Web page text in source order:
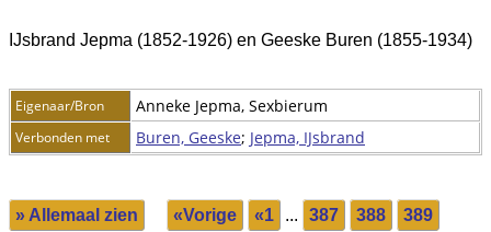
IJsbrand Jepma (1852-1926) en Geeske Buren (1855-1934)
Eigenaar/Bron Anneke Jepma, Sexbierum
Verbonden met Buren, Geeske; Jepma, IJsbrand
» Allemaal zien «Vorige «1 ... 387 388 389